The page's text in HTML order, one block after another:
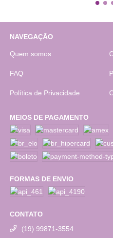
NAVEGAÇÃO
Quem somos
FAQ
Política de Privacidade
MEIOS DE PAGAMENTO
FORMAS DE ENVIO
CONTATO
(19) 99871-3554